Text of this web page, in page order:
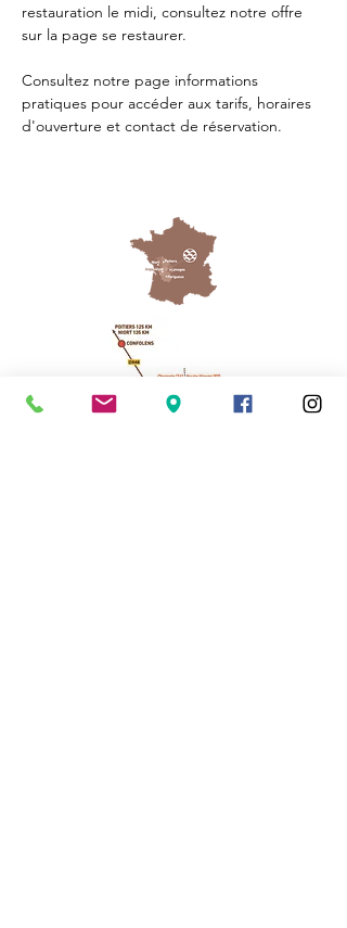
restauration le midi, consultez notre offre
sur la page se restaurer.
Consultez notre page informations
pratiques pour accéder aux tarifs, horaires
d'ouverture et contact de réservation.